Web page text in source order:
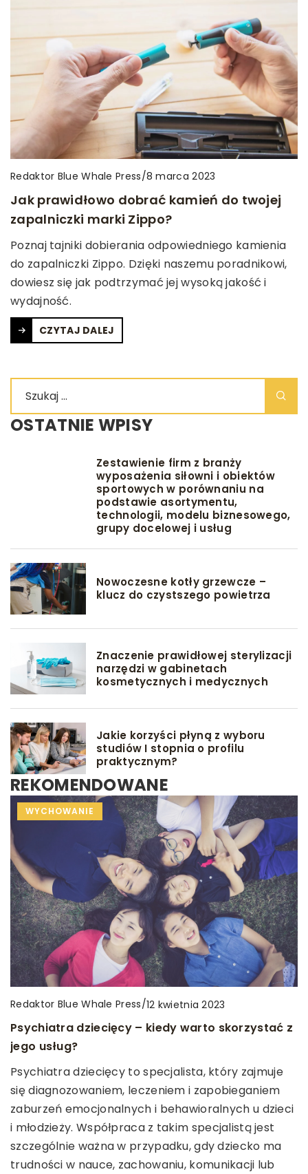
Redaktor Blue Whale Press/8 marca 2023
Jak prawidłowo dobrać kamień do twojej
zapalniczki marki Zippo?
Poznaj tajniki dobierania odpowiedniego kamienia
do zapalniczki Zippo. Dzięki naszemu poradnikowi,
dowiesz się jak podtrzymać jej wysoką jakość i
wydajność.
CZYTAJ DALEJ
OSTATNIE WPISY
Zestawienie firm z branży
wyposażenia siłowni i obiektów
sportowych w porównaniu na
podstawie asortymentu,
technologii, modelu biznesowego,
grupy docelowej i usług
Nowoczesne kotły grzewcze –
klucz do czystszego powietrza
Znaczenie prawidłowej sterylizacji
narzędzi w gabinetach
kosmetycznych i medycznych
Jakie korzyści płyną z wyboru
studiów I stopnia o profilu
praktycznym?
REKOMENDOWANE
INNE
Znaczenie prawidłowej sterylizacji narzędzi w
gabinetach kosmetycznych i medycznych
Odkryj, dlaczego odpowiednia sterylizacja narzędzi
w gabinetach kosmetycznych i medycznych jest
kluczowa dla zapewnienia bezpieczeństwa
pacjentów i klientek oraz jak wpływa na jakość
świadczonych usług.
INNE
Redaktor Blue Whale Press/3 grudnia 2024
Jak dobrać zapach, który podkreśli Twoją
unikalną osobowość?
Odkryj, jak wybrać zapach, który idealnie podkreśli
Twoją indywidualność. Dowiedz się, jak aromaty
wpływają na nasze zmysły i w jaki sposób dobierać
perfumy, które oddadzą charakter Twojej
osobowości.
WYCHOWANIE
Redaktor Blue Whale Press/12 kwietnia 2023
Psychiatra dziecięcy – kiedy warto skorzystać z
jego usług?
Psychiatra dziecięcy to specjalista, który zajmuje
się diagnozowaniem, leczeniem i zapobieganiem
zaburzeń emocjonalnych i behawioralnych u dzieci
i młodzieży. Współpraca z takim specjalistą jest
szczególnie ważna w przypadku, gdy dziecko ma
trudności w nauce, zachowaniu, komunikacji lub